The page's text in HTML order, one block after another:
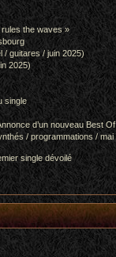
the waves »
/ guitares / juin 2025)
2025)
single
d’un nouveau Best Of
/ programmations / mai
single dévoilé